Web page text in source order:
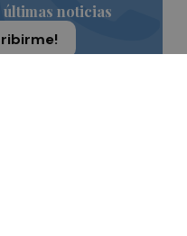
últimas noticias